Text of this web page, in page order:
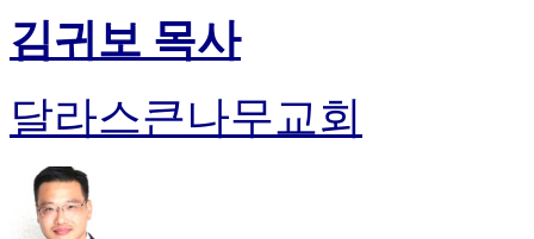
김귀보 목사
달라스큰나무교회